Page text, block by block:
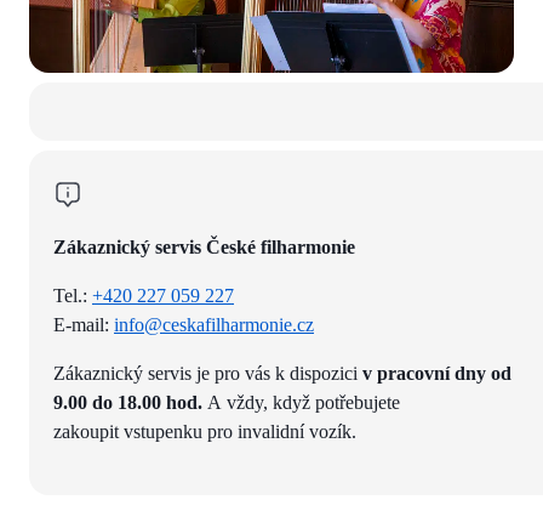
Zákaznický servis České filharmonie
Tel.: +420 227 059 227
E-mail: info@ceskafilharmonie.cz
Zákaznický servis je pro vás k dispozici v pracovní dny od
9.00 do 18.00 hod. A vždy, když potřebujete
zakoupit vstupenku pro invalidní vozík.